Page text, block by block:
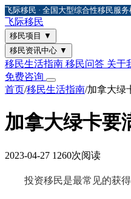
飞际移民 · 全国大型综合性移民服务
飞际移民
移民项目 ▼
移民资讯中心 ▼
移民生活指南 移民问答 关于
免费咨询
首页/移民生活指南/加拿大绿
加拿大绿卡要
2023-04-27 1260次阅读
投资移民是最常见的获得